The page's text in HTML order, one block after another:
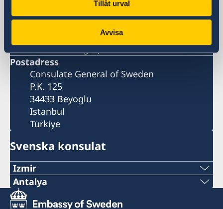
Tillåt urval
Avvisa
Şah Kulu Bostan Sk, södra ingången
(Visum, migrations-, konsulära och
allmänna frågor)
Postadress
Consulate General of Sweden
P.K. 125
34433 Beyoglu
Istanbul
Türkiye
Svenska konsulat
Izmir
Telefonnummer
+90 549 211 79 91
Antalya
Telefonnummer